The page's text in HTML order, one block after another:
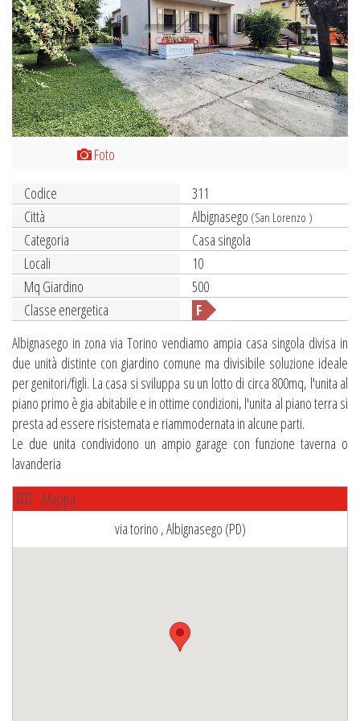
Foto
Codice
311
Città
Albignasego (San Lorenzo )
Categoria
Casa singola
Locali
10
Mq Giardino
500
Classe energetica
F
Albignasego in zona via Torino vendiamo ampia casa singola divisa in
due unità distinte con giardino comune ma divisibile soluzione ideale
per genitori/figli. La casa si sviluppa su un lotto di circa 800mq, l'unita al
piano primo è gia abitabile e in ottime condizioni, l'unita al piano terra si
presta ad essere risistemata e riammodernata in alcune parti.
Le due unita condividono un ampio garage con funzione taverna o
lavanderia
Mappa
via torino , Albignasego (PD)